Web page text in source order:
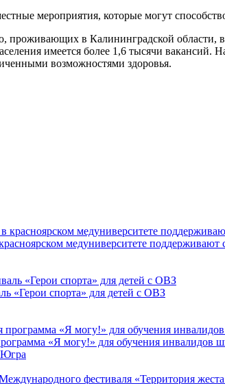
мероприятия, которые могут
проживающих в Калининградской области,
имеется более 1,6 тысячи
возможностями здоровья.
медуниверситете поддерживают
«Герои спорта» для детей с ОВЗ
«Я могу!» для обучения инвалидов